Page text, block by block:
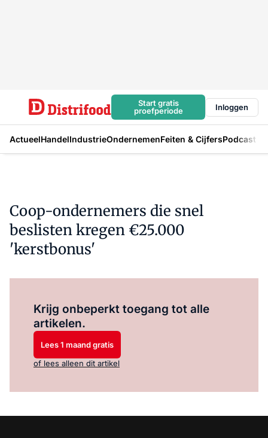
Start gratis
proefperiode
Inloggen
ActueelHandelIndustrieOndernemenFeiten & CijfersPodcast
Coop-ondernemers die snel
beslisten kregen €25.000
'kerstbonus'
Krijg onbeperkt toegang tot alle
artikelen.
Lees 1 maand gratis
of lees alleen dit artikel